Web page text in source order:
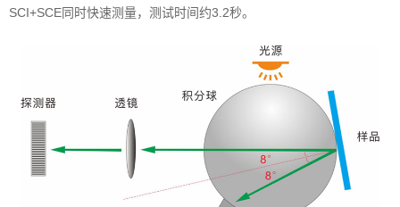
SCI+SCE同时快速测量，测试时间约3.2秒。